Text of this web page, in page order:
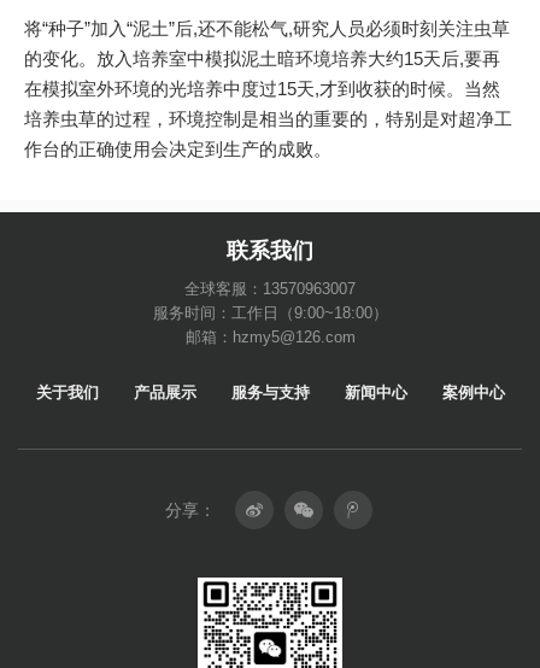
将“种子”加入“泥土”后,还不能松气,研究人员必须时刻关注虫草
的变化。放入培养室中模拟泥土暗环境培养大约15天后,要再
在模拟室外环境的光培养中度过15天,才到收获的时候。当然
培养虫草的过程，环境控制是相当的重要的，特别是对超净工
作台的正确使用会决定到生产的成败。
联系我们
全球客服：13570963007
服务时间：工作日（9:00~18:00）
邮箱：hzmy5@126.com
关于我们 产品展示 服务与支持 新闻中心 案例中心
分享：